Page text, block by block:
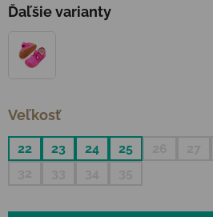
Ďaľšie varianty
Veľkosť
22 23 24 25